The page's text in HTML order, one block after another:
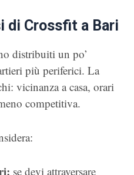
di Crossfit a Bari
distribuiti un po’
più periferici. La
vicinanza a casa, orari
competitiva.
se devi attraversare